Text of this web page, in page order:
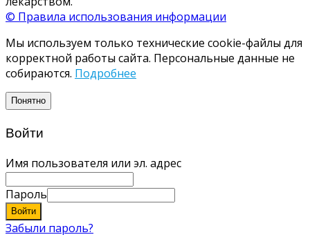
© Правила использования информации
Мы используем только технические cookie-файлы для
корректной работы сайта. Персональные данные не
собираются. Подробнее
Понятно
Войти
Имя пользователя или эл. адрес
Пароль
Войти
Забыли пароль?